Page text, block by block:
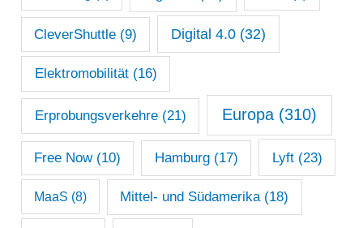
CleverShuttle (9) Digital 4.0(32)
Elektromobilität(16)
Erprobungsverkehre(21) Europa(310)
Free Now(10) Hamburg(17) Lyft(23)
MaaS (8) Mittel- und Südamerika(18)